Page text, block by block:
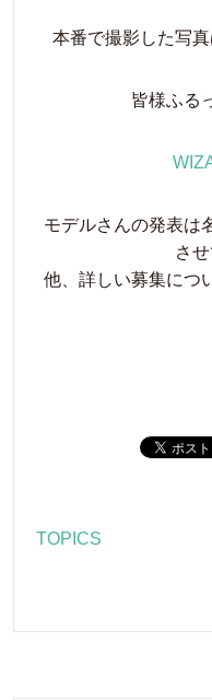
本番で撮影した写
皆様ふる
モデルさんの発表は
さ
他、詳しい募集につ
TOPICS